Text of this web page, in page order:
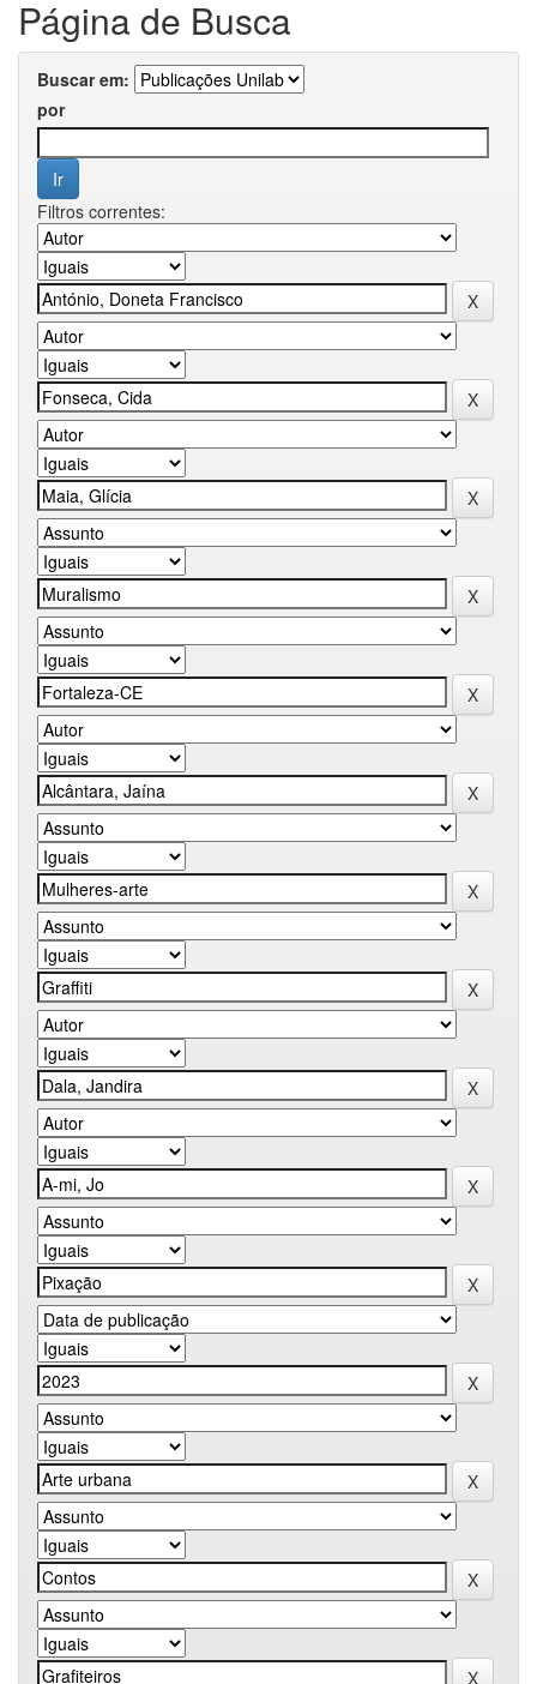
Página de Busca
Buscar em:
por
Filtros correntes: